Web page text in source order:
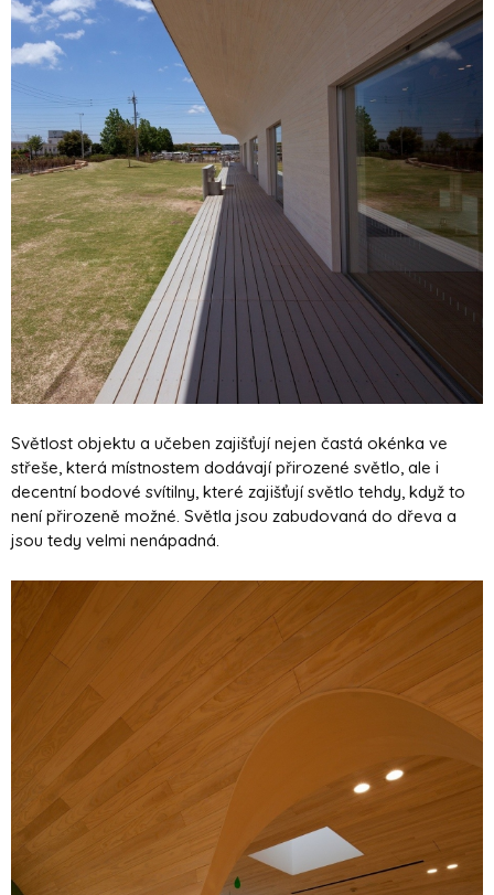
Světlost objektu a učeben zajišťují nejen častá okénka ve
střeše, která místnostem dodávají přirozené světlo, ale i
decentní bodové svítilny, které zajišťují světlo tehdy, když to
není přirozeně možné. Světla jsou zabudovaná do dřeva a
jsou tedy velmi nenápadná.